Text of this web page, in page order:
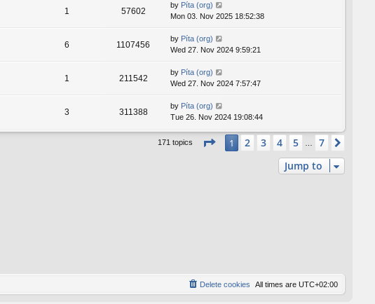
1 57602
by Píta (org)
Mon 03. Nov 2025 18:52:38
6 1107456
by Píta (org)
Wed 27. Nov 2024 9:59:21
1 211542
by Píta (org)
Wed 27. Nov 2024 7:57:47
3 311388
by Píta (org)
Tue 26. Nov 2024 19:08:44
171 topics Page 1of7
1 2 3 4 5 7
Jump to
All times are UTC+02:00
Delete cookies